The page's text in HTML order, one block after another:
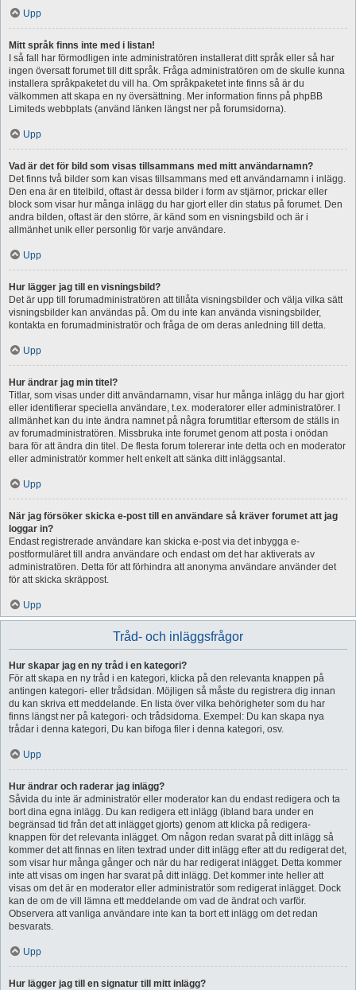
Upp
Mitt språk finns inte med i listan!
I så fall har förmodligen inte administratören installerat ditt språk eller så har
ingen översatt forumet till ditt språk. Fråga administratören om de skulle kunna
installera språkpaketet du vill ha. Om språkpaketet inte finns så är du
välkommen att skapa en ny översättning. Mer information finns på phpBB
Limiteds webbplats (använd länken längst ner på forumsidorna).
Upp
Vad är det för bild som visas tillsammans med mitt användarnamn?
Det finns två bilder som kan visas tillsammans med ett användarnamn i inlägg.
Den ena är en titelbild, oftast är dessa bilder i form av stjärnor, prickar eller
block som visar hur många inlägg du har gjort eller din status på forumet. Den
andra bilden, oftast är den större, är känd som en visningsbild och är i
allmänhet unik eller personlig för varje användare.
Upp
Hur lägger jag till en visningsbild?
Det är upp till forumadministratören att tillåta visningsbilder och välja vilka sätt
visningsbilder kan användas på. Om du inte kan använda visningsbilder,
kontakta en forumadministratör och fråga de om deras anledning till detta.
Upp
Hur ändrar jag min titel?
Titlar, som visas under ditt användarnamn, visar hur många inlägg du har gjort
eller identifierar speciella användare, t.ex. moderatorer eller administratörer. I
allmänhet kan du inte ändra namnet på några forumtitlar eftersom de ställs in
av forumadministratören. Missbruka inte forumet genom att posta i onödan
bara för att ändra din titel. De flesta forum tolererar inte detta och en moderator
eller administratör kommer helt enkelt att sänka ditt inläggsantal.
Upp
När jag försöker skicka e-post till en användare så kräver forumet att jag
loggar in?
Endast registrerade användare kan skicka e-post via det inbygga e-
postformuläret till andra användare och endast om det har aktiverats av
administratören. Detta för att förhindra att anonyma användare använder det
för att skicka skräppost.
Upp
Tråd- och inläggsfrågor
Hur skapar jag en ny tråd i en kategori?
För att skapa en ny tråd i en kategori, klicka på den relevanta knappen på
antingen kategori- eller trådsidan. Möjligen så måste du registrera dig innan
du kan skriva ett meddelande. En lista över vilka behörigheter som du har
finns längst ner på kategori- och trådsidorna. Exempel: Du kan skapa nya
trådar i denna kategori, Du kan bifoga filer i denna kategori, osv.
Upp
Hur ändrar och raderar jag inlägg?
Såvida du inte är administratör eller moderator kan du endast redigera och ta
bort dina egna inlägg. Du kan redigera ett inlägg (ibland bara under en
begränsad tid från det att inlägget gjorts) genom att klicka på redigera-
knappen för det relevanta inlägget. Om någon redan svarat på ditt inlägg så
kommer det att finnas en liten textrad under ditt inlägg efter att du redigerat det,
som visar hur många gånger och när du har redigerat inlägget. Detta kommer
inte att visas om ingen har svarat på ditt inlägg. Det kommer inte heller att
visas om det är en moderator eller administratör som redigerat inlägget. Dock
kan de om de vill lämna ett meddelande om vad de ändrat och varför.
Observera att vanliga användare inte kan ta bort ett inlägg om det redan
besvarats.
Upp
Hur lägger jag till en signatur till mitt inlägg?